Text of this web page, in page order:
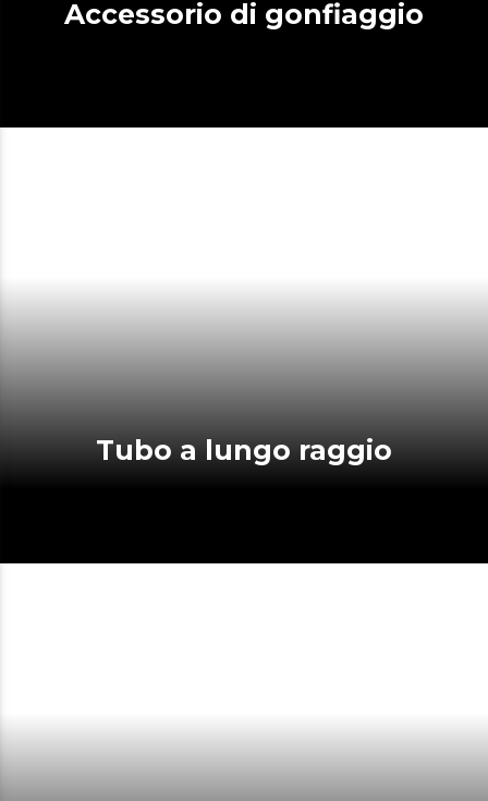
Accessorio di gonfiaggio
Tubo a lungo raggio